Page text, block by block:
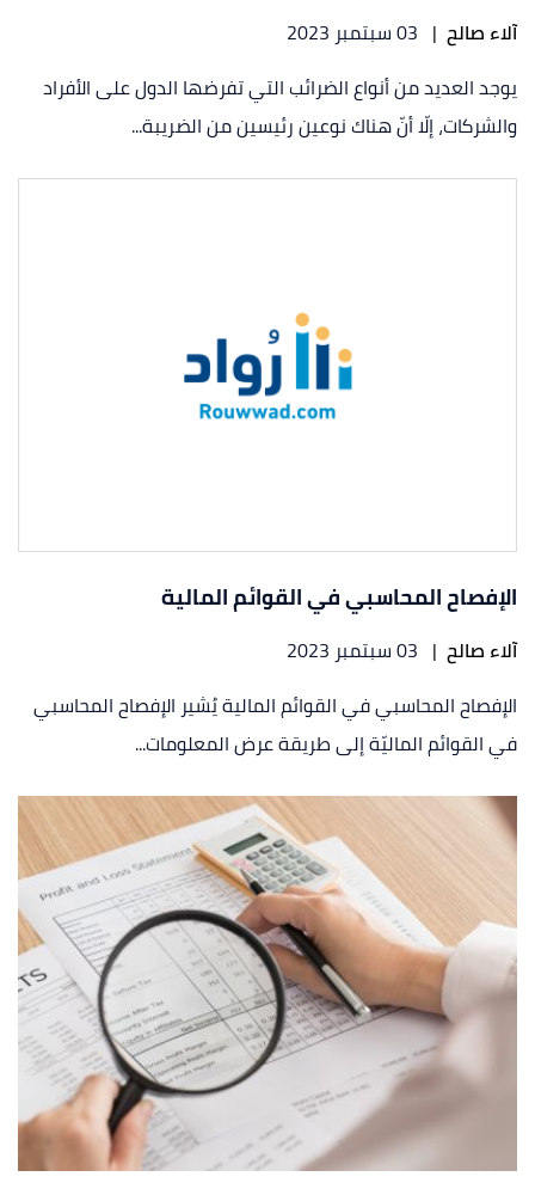
آلاء صالح | 03 سبتمبر 2023
يوجد العديد من أنواع الضرائب التي تفرضها الدول على الأفراد
والشركات، إلّا أنّ هناك نوعين رئيسين من الضريبة...
الإفصاح المحاسبي في القوائم المالية
آلاء صالح | 03 سبتمبر 2023
الإفصاح المحاسبي في القوائم المالية يُشير الإفصاح المحاسبي
في القوائم الماليّة إلى طريقة عرض المعلومات...